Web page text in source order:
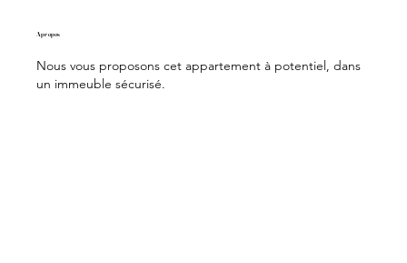
A propos
Nous vous proposons cet appartement à potentiel, dans
un immeuble sécurisé.